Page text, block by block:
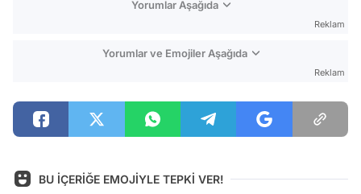
Yorumlar Aşağıda
Reklam
Yorumlar ve Emojiler Aşağıda
Reklam
BU İÇERİĞE EMOJİYLE TEPKİ VER!